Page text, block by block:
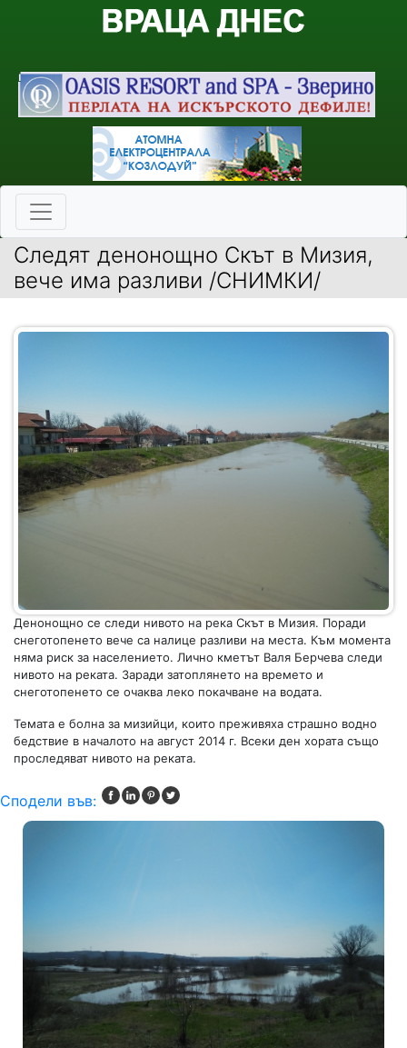
Следят денонощно Скът в Мизия,
вече има разливи /СНИМКИ/
Денонощно се следи нивото на река Скът в Мизия. Поради
снеготопенето вече са налице разливи на места. Към момента
няма риск за населението. Лично кметът Валя Берчева следи
нивото на реката. Заради затоплянето на времето и
снеготопенето се очаква леко покачване на водата.
Темата е болна за мизийци, които преживяха страшно водно
бедствие в началото на август 2014 г. Всеки ден хората също
проследяват нивото на реката.
Сподели във: